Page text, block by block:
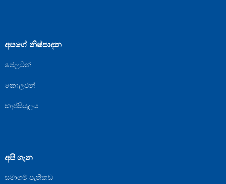
අපගේ නිෂ්පාදන
ජෙලටින්
කොලජන්
කැප්සියුලය
අපි ගැන
සමාගම් පැතිකඩ